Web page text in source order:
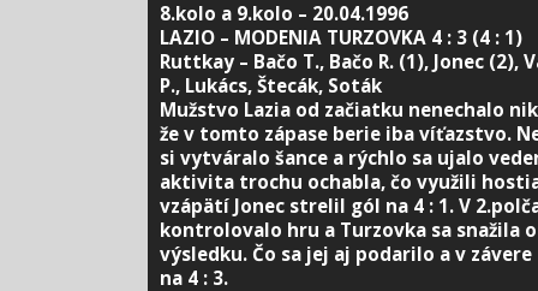
8.kolo a 9.kolo – 20.04.1996
LAZIO – MODENIA TURZOVKA 4 : 3 (4 : 1)
Ruttkay – Bačo T., Bačo R. (1), Jonec (2),
P., Lukács, Štecák, Soták
Mužstvo Lazia od začiatku nenechalo
že v tomto zápase berie iba víťazstvo.
si vytváralo šance a rýchlo sa ujalo
aktivita trochu ochabla, čo využili
vzápätí Jonec strelil gól na 4 : 1. V
kontrolovalo hru a Turzovka sa snažila
výsledku. Čo sa jej aj podarilo a v
na 4 : 3.